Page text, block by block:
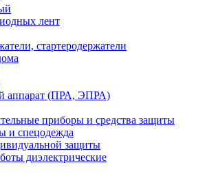
лент
стартеродержатели
аппарат (ПРА, ЭПРА)
приборы и средства защиты
и спецодежда
защиты
диэлектрические